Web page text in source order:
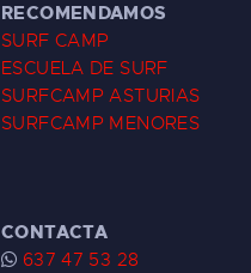
RECOMENDAMOS
SURF CAMP
ESCUELA DE SURF
SURFCAMP ASTURIAS
SURFCAMP MENORES
CONTACTA
637 47 53 28